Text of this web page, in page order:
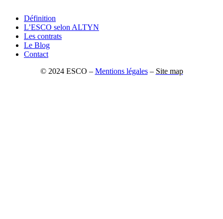
Définition
L’ESCO selon ALTYN
Les contrats
Le Blog
Contact
© 2024 ESCO – Mentions légales– Site map